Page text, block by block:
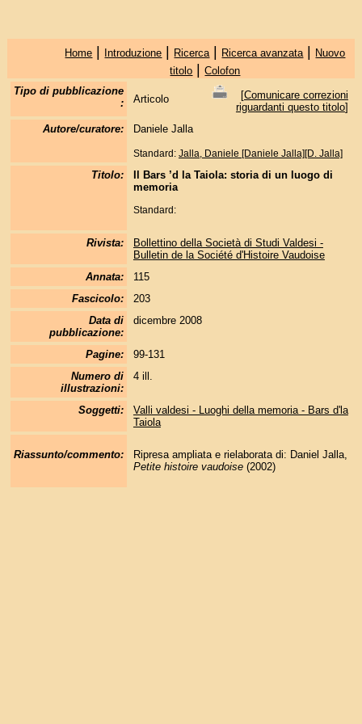
Home | Introduzione | Ricerca | Ricerca avanzata | Nuovo
titolo |Colofon
Tipo di pubblicazione
:
Articolo [Comunicare correzioni
riguardanti questo titolo]
Autore/curatore:
Daniele Jalla
Standard: Jalla, Daniele [Daniele Jalla][D. Jalla]
Titolo:
Il Bars ’d la Taiola: storia di un luogo di
memoria
Standard:
Rivista:
Bollettino della Società di Studi Valdesi -
Bulletin de la Société d'Histoire Vaudoise
Annata:
115
Fascicolo:
203
Data di
pubblicazione:
dicembre 2008
Pagine:
99-131
Numero di
illustrazioni:
4 ill.
Soggetti:
Valli valdesi - Luoghi della memoria - Bars d'la
Taiola
Riassunto/commento:
Ripresa ampliata e rielaborata di: Daniel Jalla,
Petite histoire vaudoise(2002)